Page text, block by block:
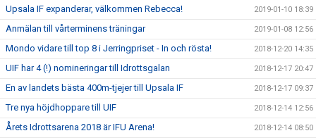
Upsala IF expanderar, välkommen Rebecca! 2019-01-10 18:39
Anmälan till vårterminens träningar 2019-01-08 12:56
Mondo vidare till top 8 i Jerringpriset - In och rösta! 2018-12-20 14:35
UIF har 4 (!) nomineringar till Idrottsgalan 2018-12-17 20:47
En av landets bästa 400m-tjejer till Upsala IF 2018-12-17 09:37
Tre nya höjdhoppare till UIF 2018-12-14 12:56
Årets Idrottsarena 2018 är IFU Arena! 2018-12-14 08:50